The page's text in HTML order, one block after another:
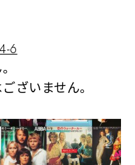
6
ざいません。